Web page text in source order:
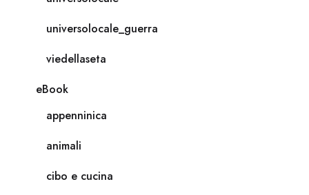
universolocale_guerra
viedellaseta
eBook
appenninica
animali
cibo e cucina